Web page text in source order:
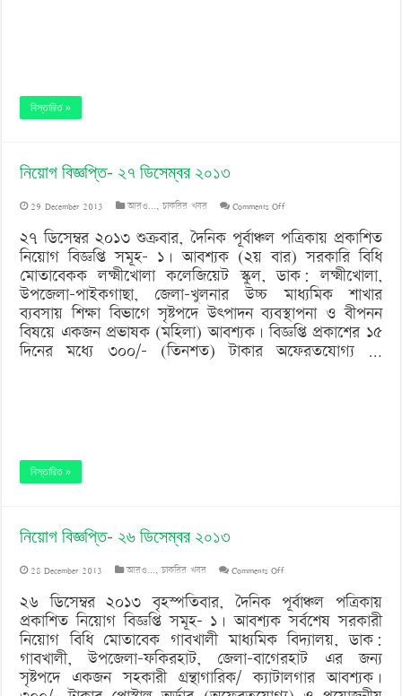
বিস্তারিত »
নিয়োগ বিজ্ঞপ্তি- ২৭ ডিসেম্বর ২০১৩
29 December 2013 আরও...,চাকরির খবর Comments Offon
নিয়োগ
বিজ্ঞপ্তি-
২৭
ডিসেম্বর
২০১৩
২৭ ডিসেম্বর ২০১৩ শুক্রবার, দৈনিক পূর্বাঞ্চল পত্রিকায় প্রকাশিত
নিয়োগ বিজ্ঞপ্তি সমূহ- ১। আবশ্যক (২য় বার) সরকারি বিধি
মোতাবেকক লক্ষ্মীখোলা কলেজিয়েট স্কুল, ডাক: লক্ষ্মীখোলা,
উপজেলা-পাইকগাছা, জেলা-খুলনার উচ্চ মাধ্যমিক শাখার
ব্যবসায় শিক্ষা বিভাগে সৃষ্টপদে উৎপাদন ব্যবস্থাপনা ও বীপনন
বিষয়ে একজন প্রভাষক (মহিলা) আবশ্যক। বিজ্ঞপ্তি প্রকাশের ১৫
দিনের মধ্যে ৩০০/- (তিনশত) টাকার অফেরতযোগ্য …
বিস্তারিত »
নিয়োগ বিজ্ঞপ্তি- ২৬ ডিসেম্বর ২০১৩
28 December 2013 আরও...,চাকরির খবর Comments Offon
নিয়োগ
বিজ্ঞপ্তি-
২৬
ডিসেম্বর
২৬ ডিসেম্বর ২০১৩ বৃহস্পতিবার, দৈনিক পূর্বাঞ্চল পত্রিকায়
প্রকাশিত নিয়োগ বিজ্ঞপ্তি সমূহ- ১। আবশ্যক সর্বশেষ সরকারী
নিয়োগ বিধি মোতাবেক গাবখালী মাধ্যমিক বিদ্যালয়, ডাক:
গাবখালী, উপজেলা-ফকিরহাট, জেলা-বাগেরহাট এর জন্য
সৃষ্টপদে একজন সহকারী গ্রন্থাগারিক/ ক্যাটালগার আবশ্যক।